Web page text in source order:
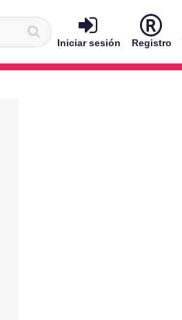
Iniciar sesión Registro